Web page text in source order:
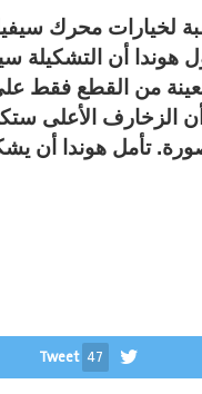
تقول هوندا أن
من القطع فقط
الزخارف الأعلى
Tweet 47